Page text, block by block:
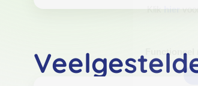
Klik hier
Functioneel